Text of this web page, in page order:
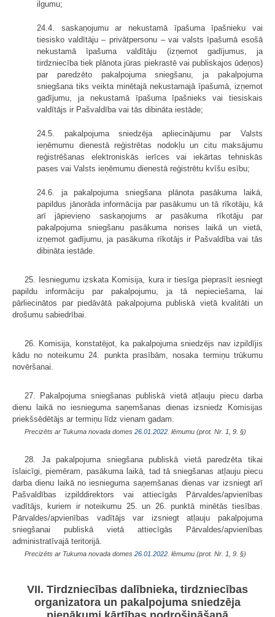
ilgumu;
24.4. saskaņojumu ar nekustamā īpašuma īpašnieku vai
tiesisko valdītāju – privātpersonu – vai valsts īpašumā esošā
nekustamā īpašuma valdītāju (izņemot gadījumus, ja
tirdzniecība tiek plānota jūras piekrastē vai publiskajos ūdeņos)
par paredzēto pakalpojuma sniegšanu, ja pakalpojuma
sniegšana tiks veikta minētajā nekustamajā īpašumā, izņemot
gadījumu, ja nekustamā īpašuma īpašnieks vai tiesiskais
valdītājs ir Pašvaldība vai tās dibināta iestāde;
24.5. pakalpojuma sniedzēja apliecinājumu par Valsts
ieņēmumu dienestā reģistrētas nodokļu un citu maksājumu
reģistrēšanas elektroniskās ierīces vai iekārtas tehniskās
pases vai Valsts ieņēmumu dienestā reģistrētu kvīšu esību;
24.6. ja pakalpojuma sniegšana plānota pasākuma laikā,
papildus jānorāda informācija par pasākumu un tā rīkotāju, kā
arī jāpievieno saskaņojums ar pasākuma rīkotāju par
pakalpojuma sniegšanu pasākuma norises laikā un vietā,
izņemot gadījumu, ja pasākuma rīkotājs ir Pašvaldība vai tās
dibināta iestāde.
25. Iesniegumu izskata Komisija, kura ir tiesīga pieprasīt iesniegt
papildu informāciju par pakalpojumu, ja tā nepieciešama, lai
pārliecinātos par piedāvātā pakalpojuma publiskā vietā kvalitāti un
drošumu sabiedrībai.
26. Komisija, konstatējot, ka pakalpojuma sniedzējs nav izpildījis
kādu no noteikumu 24. punkta prasībām, nosaka termiņu trūkumu
novēršanai.
27. Pakalpojuma sniegšanas publiskā vietā atļauju piecu darba
dienu laikā no iesnieguma saņemšanas dienas izsniedz Komisijas
priekšsēdētājs ar termiņu līdz vienam gadam.
Precizēts ar Tukuma novada domes 26.01.2022. lēmumu (prot. Nr. 1, 9. §)
28. Ja pakalpojuma sniegšana publiskā vietā paredzēta tikai
īslaicīgi, piemēram, pasākuma laikā, tad tā sniegšanas atļauju piecu
darba dienu laikā no iesnieguma saņemšanas dienas var izsniegt arī
Pašvaldības izpilddirektors vai attiecīgās Pārvaldes/apvienības
vadītājs, kuriem ir noteikumu 25. un 26. punktā minētās tiesības.
Pārvaldes/apvienības vadītājs var izsniegt atļauju pakalpojuma
sniegšanai publiskā vietā attiecīgās Pārvaldes/apvienības
administratīvajā teritorijā.
Precizēts ar Tukuma novada domes 26.01.2022. lēmumu (prot. Nr. 1, 9. §)
VII. Tirdzniecības dalībnieka, tirdzniecības
organizatora un pakalpojuma sniedzēja